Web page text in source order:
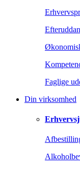
Faglige
Din virksomhed